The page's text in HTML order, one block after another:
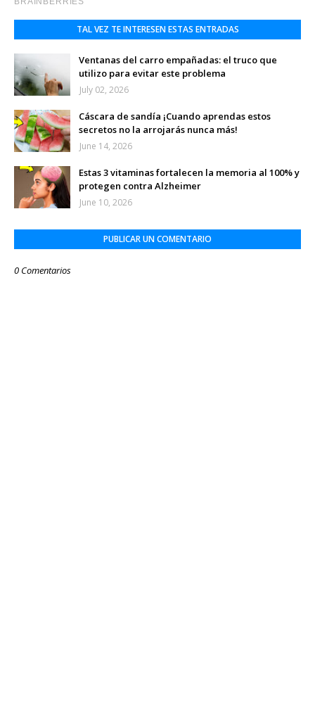
TAL VEZ TE INTERESEN ESTAS ENTRADAS
Ventanas del carro empañadas: el truco que
utilizo para evitar este problema
July 02, 2026
Cáscara de sandía ¡Cuando aprendas estos
secretos no la arrojarás nunca más!
June 14, 2026
Estas 3 vitaminas fortalecen la memoria al 100% y
protegen contra Alzheimer
June 10, 2026
PUBLICAR UN COMENTARIO
0 Comentarios